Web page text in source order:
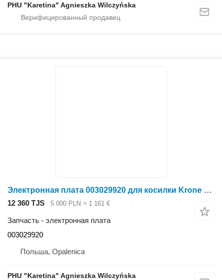
PHU "Karetina" Agnieszka Wilczyńska
Электронная плата 003029920 для косилки Krone Big M II
12 360 TJS 5 000 PLN ≈ 1 161 €
Запчасть - электронная плата
003029920
Польша, Opalenica
PHU "Karetina" Agnieszka Wilczyńska